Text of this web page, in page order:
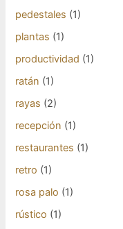
pedestales (1)
plantas (1)
productividad (1)
ratán (1)
rayas (2)
recepción (1)
restaurantes (1)
retro (1)
rosa palo (1)
rústico (1)